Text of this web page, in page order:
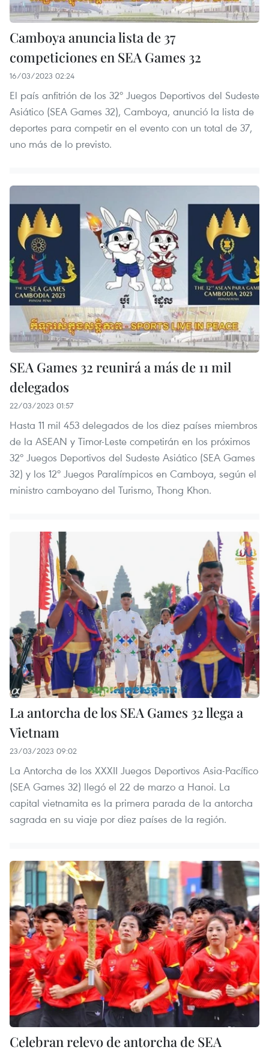
Camboya anuncia lista de 37
competiciones en SEA Games 32
16/03/2023 02:24
El país anfitrión de los 32º Juegos Deportivos del Sudeste
Asiático (SEA Games 32), Camboya, anunció la lista de
deportes para competir en el evento con un total de 37,
uno más de lo previsto.
SEA Games 32 reunirá a más de 11 mil
delegados
22/03/2023 01:57
Hasta 11 mil 453 delegados de los diez países miembros
de la ASEAN y Timor-Leste competirán en los próximos
32º Juegos Deportivos del Sudeste Asiático (SEA Games
32) y los 12º Juegos Paralímpicos en Camboya, según el
ministro camboyano del Turismo, Thong Khon.
La antorcha de los SEA Games 32 llega a
Vietnam
23/03/2023 09:02
La Antorcha de los XXXII Juegos Deportivos Asia-Pacífico
(SEA Games 32) llegó el 22 de marzo a Hanoi. La
capital vietnamita es la primera parada de la antorcha
sagrada en su viaje por diez países de la región.
Celebran relevo de antorcha de SEA